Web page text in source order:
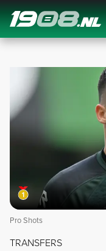
Navigation
Pro Shots
TRANSFERS